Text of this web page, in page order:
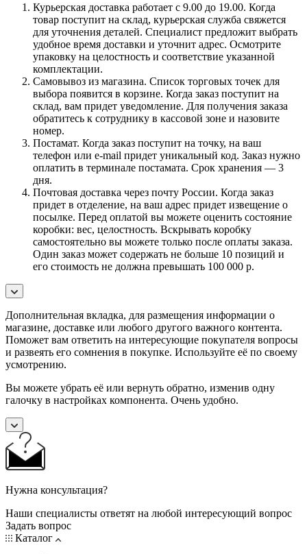
Курьерская доставка работает с 9.00 до 19.00. Когда
товар поступит на склад, курьерская служба свяжется
для уточнения деталей. Специалист предложит выбрать
удобное время доставки и уточнит адрес. Осмотрите
упаковку на целостность и соответствие указанной
комплектации.
Самовывоз из магазина. Список торговых точек для
выбора появится в корзине. Когда заказ поступит на
склад, вам придет уведомление. Для получения заказа
обратитесь к сотруднику в кассовой зоне и назовите
номер.
Постамат. Когда заказ поступит на точку, на ваш
телефон или e-mail придет уникальный код. Заказ нужно
оплатить в терминале постамата. Срок хранения — 3
дня.
Почтовая доставка через почту России. Когда заказ
придет в отделение, на ваш адрес придет извещение о
посылке. Перед оплатой вы можете оценить состояние
коробки: вес, целостность. Вскрывать коробку
самостоятельно вы можете только после оплаты заказа.
Один заказ может содержать не больше 10 позиций и
его стоимость не должна превышать 100 000 р.
Дополнительная вкладка, для размещения информации о
магазине, доставке или любого другого важного контента.
Поможет вам ответить на интересующие покупателя вопросы
и развеять его сомнения в покупке. Используйте её по своему
усмотрению.
Вы можете убрать её или вернуть обратно, изменив одну
галочку в настройках компонента. Очень удобно.
Нужна консультация?
Наши специалисты ответят на любой интересующий вопрос
Задать вопрос
Каталог